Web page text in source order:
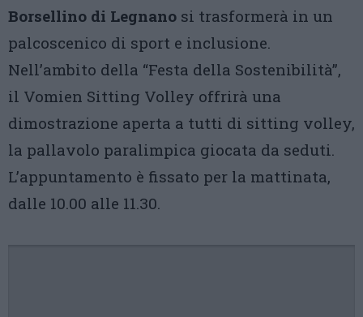
Borsellino di Legnano si trasformerà in un
palcoscenico di sport e inclusione.
Nell’ambito della “Festa della Sostenibilità”,
il Vomien Sitting Volley offrirà una
dimostrazione aperta a tutti di sitting volley,
la pallavolo paralimpica giocata da seduti.
L’appuntamento è fissato per la mattinata,
dalle 10.00 alle 11.30.